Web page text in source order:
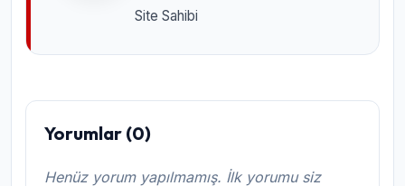
Site Sahibi
Yorumlar (0)
Henüz yorum yapılmamış. İlk yorumu siz